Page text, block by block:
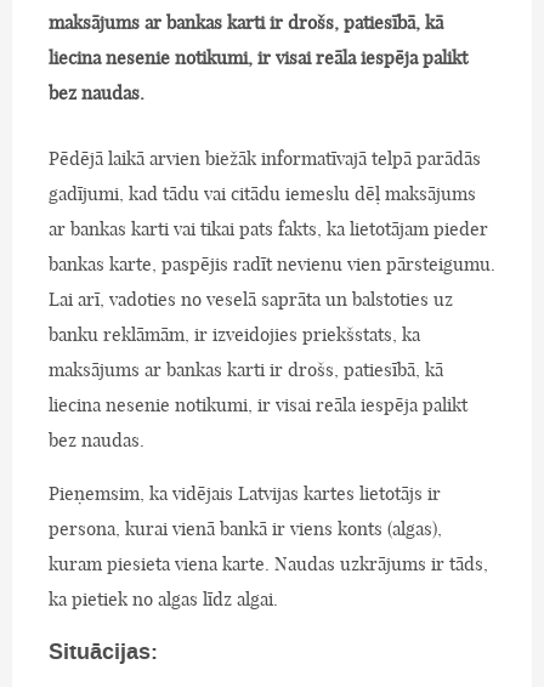
maksājums ar bankas karti ir drošs, patiesībā, kā
liecina nesenie notikumi, ir visai reāla iespēja palikt
bez naudas.
Pēdējā laikā arvien biežāk informatīvajā telpā parādās
gadījumi, kad tādu vai citādu iemeslu dēļ maksājums
ar bankas karti vai tikai pats fakts, ka lietotājam pieder
bankas karte, paspējis radīt nevienu vien pārsteigumu.
Lai arī, vadoties no veselā saprāta un balstoties uz
banku reklāmām, ir izveidojies priekšstats, ka
maksājums ar bankas karti ir drošs, patiesībā, kā
liecina nesenie notikumi, ir visai reāla iespēja palikt
bez naudas.
Pieņemsim, ka vidējais Latvijas kartes lietotājs ir
persona, kurai vienā bankā ir viens konts (algas),
kuram piesieta viena karte. Naudas uzkrājums ir tāds,
ka pietiek no algas līdz algai.
Situācijas: